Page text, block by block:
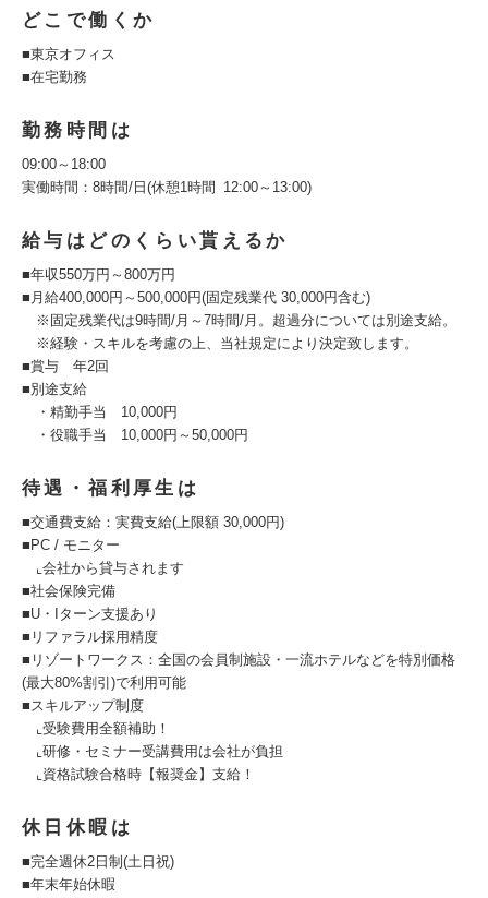
どこで働くか
■東京オフィス
■在宅勤務
勤務時間は
09:00～18:00
実働時間：8時間/日(休憩1時間 12:00～13:00)
給与はどのくらい貰えるか
■年収550万円～800万円
■月給400,000円～500,000円(固定残業代 30,000円含む)
※固定残業代は9時間/月～7時間/月。超過分については別途支給。
※経験・スキルを考慮の上、当社規定により決定致します。
■賞与 年2回
■別途支給
・精勤手当 10,000円
・役職手当 10,000円～50,000円
待遇・福利厚生は
■交通費支給：実費支給(上限額 30,000円)
■PC / モニター
⌞会社から貸与されます
■社会保険完備
■U・Iターン支援あり
■リファラル採用精度
■リゾートワークス：全国の会員制施設・一流ホテルなどを特別価格
(最大80%割引)で利用可能
■スキルアップ制度
⌞受験費用全額補助！
⌞研修・セミナー受講費用は会社が負担
⌞資格試験合格時【報奨金】支給！
休日休暇は
■完全週休2日制(土日祝)
■年末年始休暇